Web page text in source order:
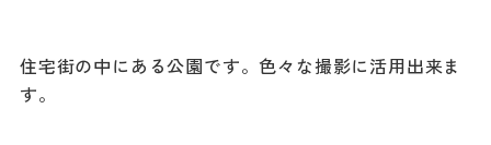
住宅街の中にある公園です。色々な撮影に活用出来ま
す。
宿泊